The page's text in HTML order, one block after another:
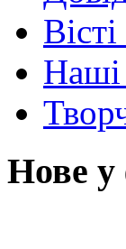
Наші
Нове у